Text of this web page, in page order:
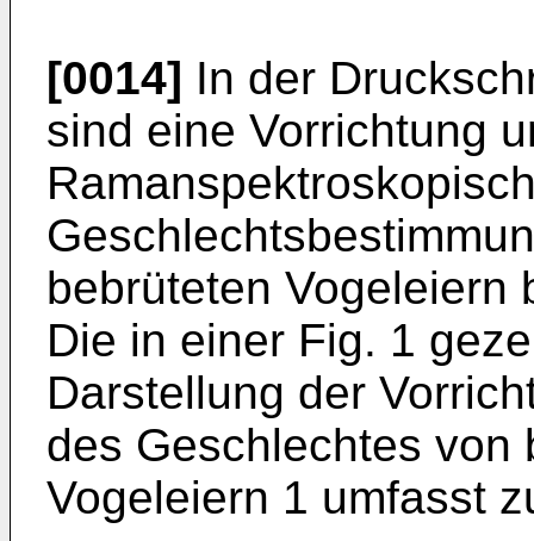
[0014] In der
sind eine Vorrichtung
bebrüteten Vogeleiern
Die in einer Fig. 1
Darstellung der
des Geschlechtes von
Vogeleiern 1 umfasst